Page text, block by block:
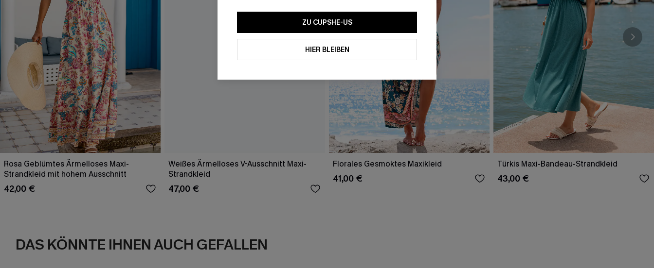
Rosa Geblümtes Ärmelloses Maxi-
Strandkleid mit hohem Ausschnitt
42,00 €
Weißes Ärmelloses V-Ausschnitt Maxi-
Strandkleid
47,00 €
Florales Gesmoktes Maxikleid
41,00 €
Türkis Maxi-Bandeau-Strandkleid
43,00 €
DAS KÖNNTE IHNEN AUCH GEFALLEN
ZU CUPSHE-US
HIER BLEIBEN